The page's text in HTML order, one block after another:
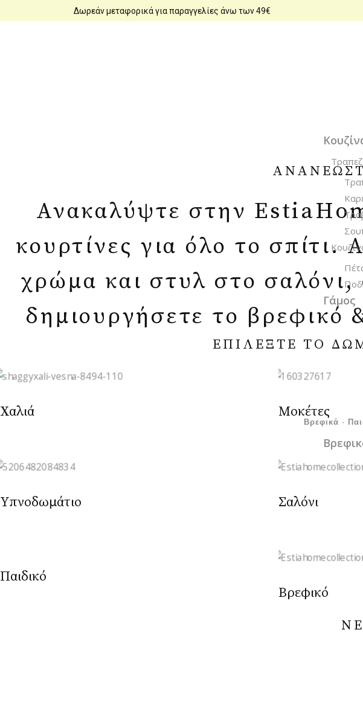
Δωρεάν μεταφορικά για παραγγελίες άνω των 49€
Γάμος
Βρεφικά -
Ανακαλύψτε στην
κουρτίνες για όλο το σπίτι.
χρώμα και στυλ στο σαλόνι,
δημιουργήσετε το βρεφικό
ΕΠΙΛΕΞΤΕ ΤΟ
Χαλιά Μοκέτες
Υπνοδωμάτιο Σαλόνι
Παιδικό
Βρεφικό